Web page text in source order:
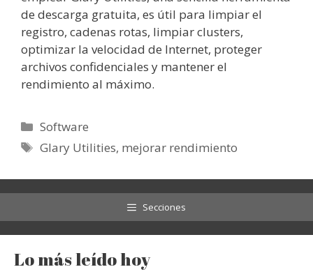
de descarga gratuita, es útil para limpiar el
registro, cadenas rotas, limpiar clusters,
optimizar la velocidad de Internet, proteger
archivos confidenciales y mantener el
rendimiento al máximo.
Categorías
Software
Etiquetas
Glary Utilities, mejorar rendimiento
Secciones
Lo más leído hoy